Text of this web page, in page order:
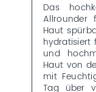
Das
Allrounder
Haut
hydratisiert
und
Haut von
mit
Tag über